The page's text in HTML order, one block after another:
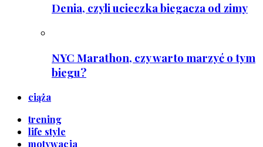
Denia, czyli ucieczka biegacza od zimy
NYC Marathon, czy warto marzyć o tym
biegu?
ciąża
trening
life style
motywacja